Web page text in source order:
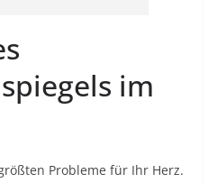
im
Probleme für Ihr Herz.